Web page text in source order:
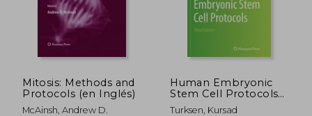
45%
dcto.
$ 62.94
$ 34.62
40%
dcto. $
Mitosis: Methods and
Protocols (en Inglés)
McAinsh, Andrew D.
Human Embryonic
Stem Cell Protocols
(en Inglés)
Turksen, Kursad